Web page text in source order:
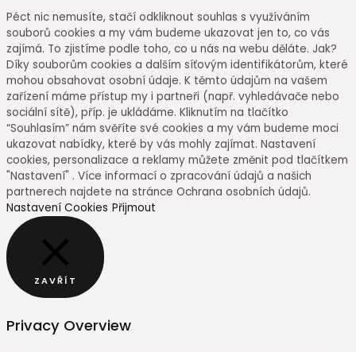
Péct nic nemusíte, stačí odkliknout souhlas s využíváním
souborů cookies a my vám budeme ukazovat jen to, co vás
zajímá. To zjistíme podle toho, co u nás na webu děláte. Jak?
Díky souborům cookies a dalším síťovým identifikátorům, které
mohou obsahovat osobní údaje. K těmto údajům na vašem
zařízení máme přístup my i partneři (např. vyhledávače nebo
sociální sítě), příp. je ukládáme. Kliknutím na tlačítko
“Souhlasím” nám svěříte své cookies a my vám budeme moci
ukazovat nabídky, které by vás mohly zajímat. Nastavení
cookies, personalizace a reklamy můžete změnit pod tlačítkem
"Nastavení" . Více informací o zpracování údajů a našich
partnerech najdete na stránce Ochrana osobních údajů.
Nastavení Cookies Přijmout
ZAVŘÍT
Privacy Overview